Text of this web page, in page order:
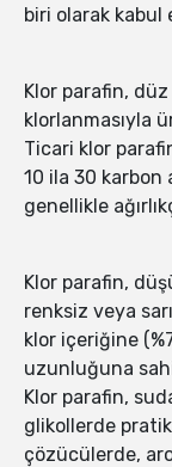
biri olarak kabul
Klor parafin,
klorlanmasıyla
Ticari klor
10 ila 30 karbon
genellikle
Klor parafin,
renksiz veya
klor içeriğine
uzunluğuna
Klor parafin,
glikollerde
çözücülerde,